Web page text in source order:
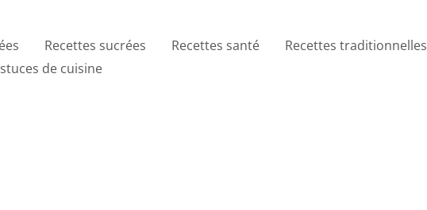
Recettes sucrées Recettes santé Recettes traditionnelles
de cuisine